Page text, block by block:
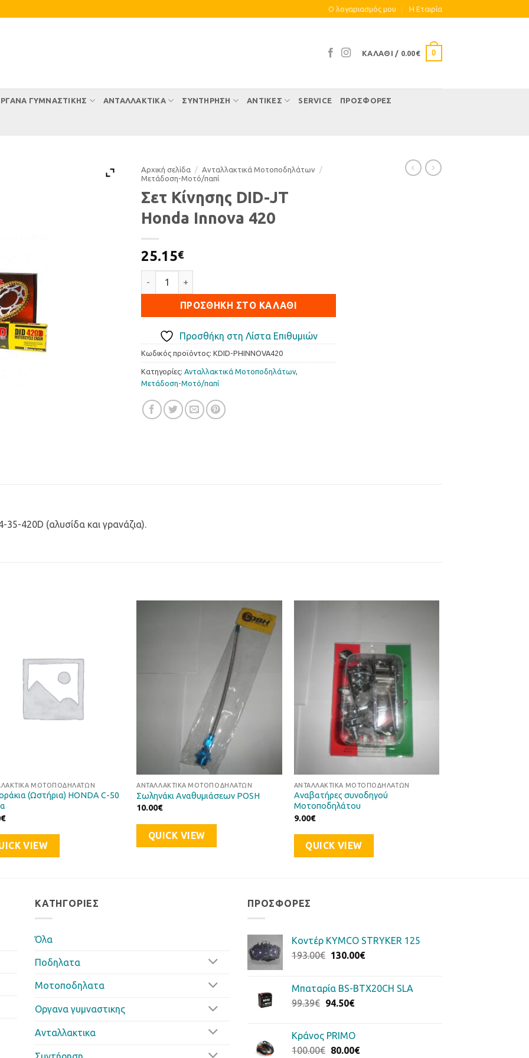
Ο λογαριασμός μου Η Eταιρία
ΚΑΛΆΘΙ / 0.00€ 0
ΓΥΜΝΑΣΤΙΚΗΣ ΑΝΤΑΛΛΑΚΤΙΚΑ ΣΥΝΤΉΡΗΣΗ ΑΝΤΊΚΕΣ SERVICE ΠΡΟΣΦΟΡΕΣ
Αρχική σελίδα / Ανταλλακτικά Μοτοποδηλάτων
/
Μετάδοση-Μοτό/παπί
Σετ Κίνησης DID-JT
Honda Innova 420
25.15€
ΠΡΟΣΘΉΚΗ ΣΤΟ ΚΑΛΆΘΙ
Προσθήκη στη Λίστα Επιθυμιών
Κωδικός προϊόντος: KDID-PHINNOVA420
Κατηγορίες: Ανταλλακτικά Μοτοποδηλάτων,
Μετάδοση-Μοτό/παπί
420D (αλυσίδα και γρανάζια).
ΜΟΤΟΠΟΔΗΛΆΤΩΝ
(Ωστήρια) HONDA C-50
€
VIEW
Προσθήκη
ΑΝΤΑΛΛΑΚΤΙΚΆ ΜΟΤΟΠΟΔΗΛΆΤΩΝ
Σωληνάκι Αναθυμιάσεων POSH
10.00€
QUICK VIEW
ΑΝΤΑΛΛΑΚΤΙΚΆ ΜΟΤΟΠΟΔΗΛΆΤΩΝ
Αναβατήρες συνοδηγού
Μοτοποδηλάτου
9.00€
QUICK VIEW
ΚΑΤΗΓΟΡΊΕΣ
Όλα
Ποδηλατα
Μοτοποδηλατα
Οργανα γυμναστικης
Ανταλλακτικα
ΠΡΟΣΦΟΡΈΣ
Κοντέρ KYMCO STRYKER 125
193.00€ Original
193.00€.
130.00€Η
είναι:
Μπαταρία BS-BTX20CH SLA
99.39€ Original
99.39€.
94.50€Η
είναι:
94.50€.
Κράνος PRIMO
100.00€ Original
80.00€Η